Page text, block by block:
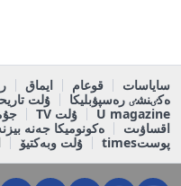
ساياسات قوعام ايماق
ەكٸنشٸ رەسپۋبليكا
ۇلت
U magazine
ۇلت TV
اقساۋىت
ەكونوميكا جەنە
پوستtimes
ۇلت وبەكتيۆ